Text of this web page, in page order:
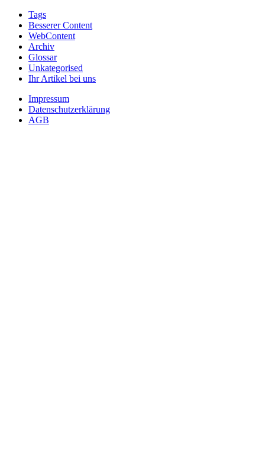
Tags
Besserer Content
WebContent
Archiv
Glossar
Unkategorised
Ihr Artikel bei uns
Impressum
Datenschutzerklärung
AGB